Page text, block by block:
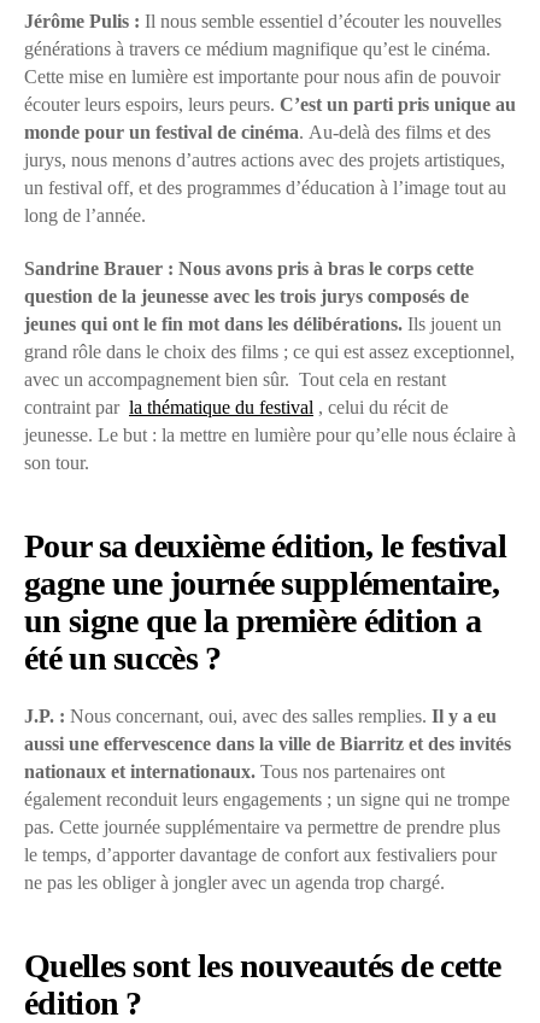
Jérôme Pulis : Il nous semble essentiel d’écouter les nouvelles
générations à travers ce médium magnifique qu’est le cinéma.
Cette mise en lumière est importante pour nous afin de pouvoir
écouter leurs espoirs, leurs peurs. C’est un parti pris unique au
monde pour un festival de cinéma. Au-delà des films et des
jurys, nous menons d’autres actions avec des projets artistiques,
un festival off, et des programmes d’éducation à l’image tout au
long de l’année.
Sandrine Brauer : Nous avons pris à bras le corps cette
question de la jeunesse avec les trois jurys composés de
jeunes qui ont le fin mot dans les délibérations. Ils jouent un
grand rôle dans le choix des films ; ce qui est assez exceptionnel,
avec un accompagnement bien sûr. Tout cela en restant
contraint par la thématique du festival , celui du récit de
jeunesse. Le but : la mettre en lumière pour qu’elle nous éclaire à
son tour.
Pour sa deuxième édition, le festival
gagne une journée supplémentaire,
un signe que la première édition a
été un succès ?
J.P. : Nous concernant, oui, avec des salles remplies. Il y a eu
aussi une effervescence dans la ville de Biarritz et des invités
nationaux et internationaux. Tous nos partenaires ont
également reconduit leurs engagements ; un signe qui ne trompe
pas. Cette journée supplémentaire va permettre de prendre plus
le temps, d’apporter davantage de confort aux festivaliers pour
ne pas les obliger à jongler avec un agenda trop chargé.
Quelles sont les nouveautés de cette
édition ?